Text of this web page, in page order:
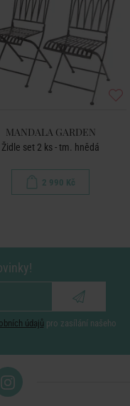
MANDALA GARDEN
Židle set 2 ks - tm. hnědá
2 990 Kč
údajů pro zasílání našeho